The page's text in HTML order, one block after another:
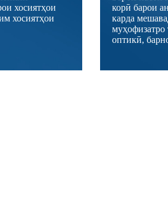
хосиятҳои
хосиятҳои
корӣ барои
карда
муҳофизатро
оптикӣ,